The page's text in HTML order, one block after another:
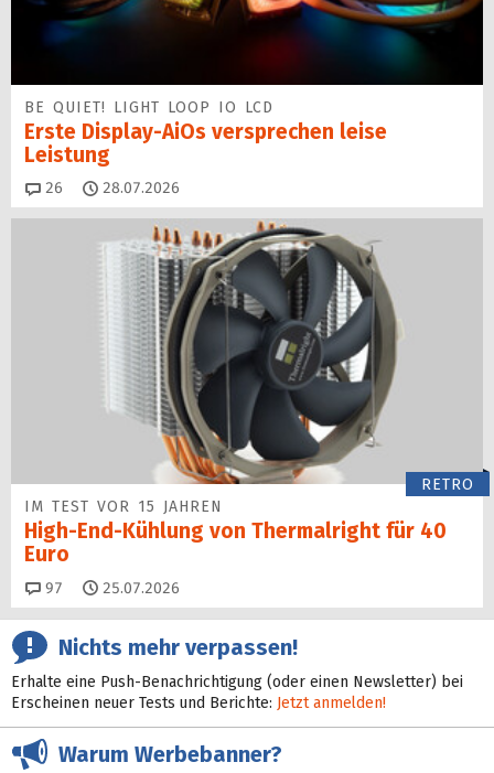
BE QUIET! LIGHT LOOP IO LCD
Erste Display-AiOs versprechen leise
Leistung
26 Kommentare
28.07.2026
RETRO
IM TEST VOR 15 JAHREN
High-End-Kühlung von Thermalright für 40
Euro
97 Kommentare
25.07.2026
Nichts mehr verpassen!
Erhalte eine Push-Benachrichtigung (oder einen Newsletter) bei
Erscheinen neuer Tests und Berichte: Jetzt anmelden!
Warum Werbebanner?